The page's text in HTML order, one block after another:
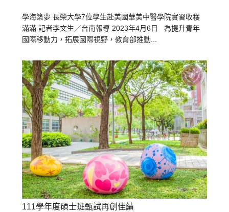
學海築夢 長榮大學7位學生赴美國華美中醫學院實習收穫
滿滿 記者李文生／台南報導 2023年4月6日 為提升青年
國際移動力，拓展國際視野，教育部推動...
111學年度碩士班甄試再創佳績